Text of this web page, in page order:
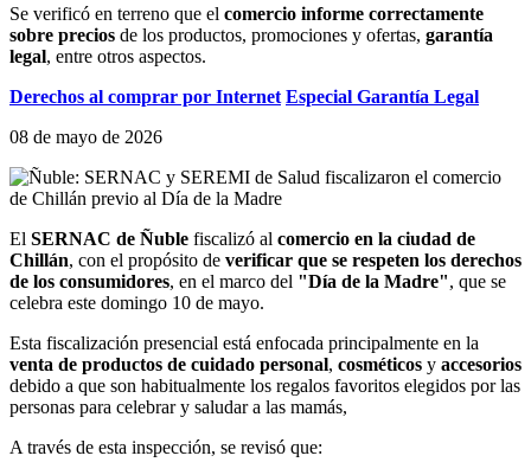
Se verificó en terreno que el comercio informe correctamente
sobre precios de los productos, promociones y ofertas, garantía
legal, entre otros aspectos.
Derechos al comprar por Internet Especial Garantía Legal
08 de mayo de 2026
El SERNAC de Ñuble fiscalizó al comercio en la ciudad de
Chillán, con el propósito de verificar que se respeten los derechos
de los consumidores, en el marco del "Día de la Madre", que se
celebra este domingo 10 de mayo.
Esta fiscalización presencial está enfocada principalmente en la
venta de productos de cuidado personal, cosméticos y accesorios
debido a que son habitualmente los regalos favoritos elegidos por las
personas para celebrar y saludar a las mamás,
A través de esta inspección, se revisó que: